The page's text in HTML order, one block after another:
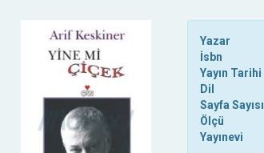
Yazar
İsbn
Yayın Tarihi
Dil
Sayfa Sayısı
Ölçü
Yayınevi